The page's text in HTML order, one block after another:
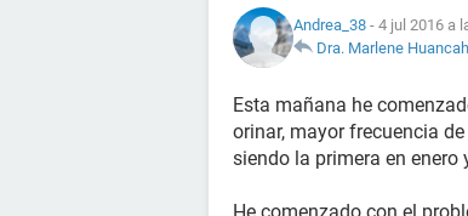
Andrea_38 - 4 jul 2016 a
Dra. Marlene
Esta mañana he
orinar, mayor frecuencia
siendo la primera en